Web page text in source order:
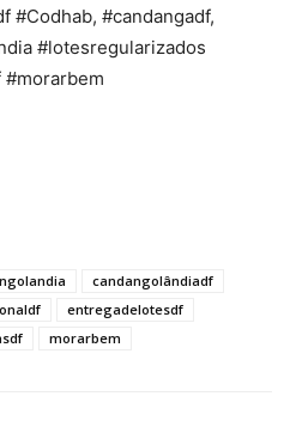
#Codhab, #candangadf,
#lotesregularizados
#morarbem
candangolândiadf
entregadelotesdf
morarbem